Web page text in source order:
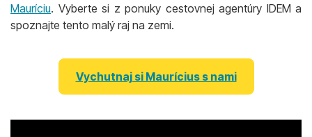
Mauríciu. Vyberte si z ponuky cestovnej agentúry IDEM a
spoznajte tento malý raj na zemi.
Vychutnaj si Maurícius s nami